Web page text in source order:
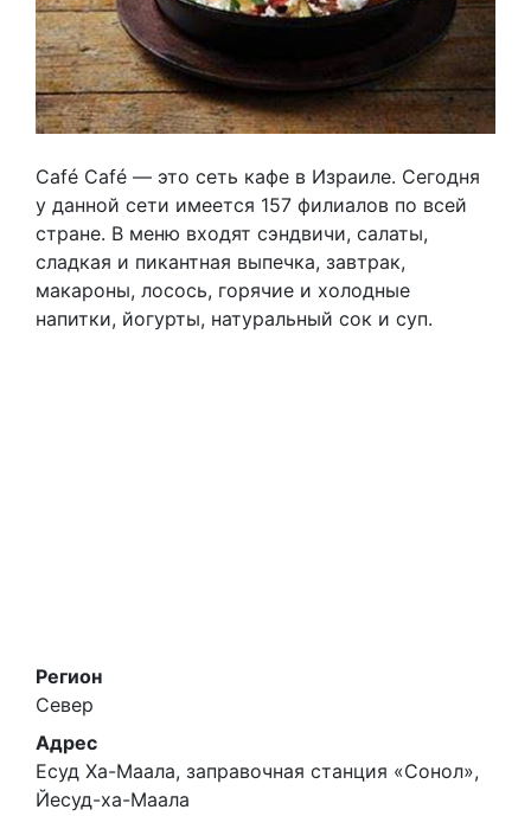
Café Café — это сеть кафе в Израиле. Сегодня
у данной сети имеется 157 филиалов по всей
стране. В меню входят сэндвичи, салаты,
сладкая и пикантная выпечка, завтрак,
макароны, лосось, горячие и холодные
напитки, йогурты, натуральный сок и суп.
Регион
Север
Адрес
Есуд Ха-Маала, заправочная станция «Сонол»,
Йесуд-ха-Маала